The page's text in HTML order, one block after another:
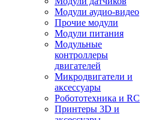
Модули аудио-видео
Прочие модули
Модули питания
Модульные
контроллеры
двигателей
Микродвигатели и
аксессуары
Робототехника и RC
Принтеры 3D и